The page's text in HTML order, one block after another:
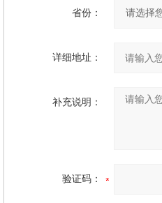
省份：
详细地址：
补充说明：
验证码：